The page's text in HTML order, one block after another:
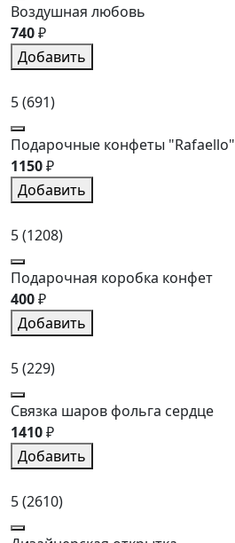
Воздушная любовь
740₽
Добавить
5(691)
Подарочные конфеты "Rafaello"
1150₽
Добавить
5(1208)
Подарочная коробка конфет
400₽
Добавить
5(229)
Связка шаров фольга сердце
1410₽
Добавить
5(2610)